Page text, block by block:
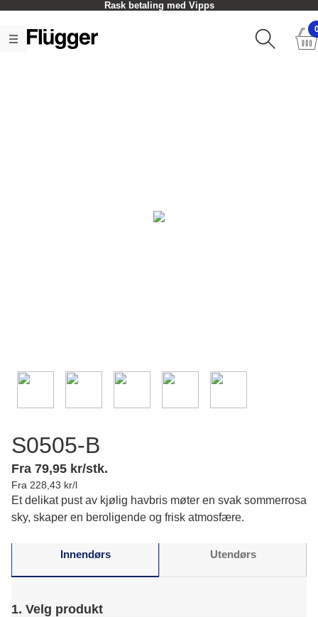
Rask betaling med Vipps
S0505-B
Fra 79,95 kr/stk.
Fra 228,43 kr/l
Et delikat pust av kjølig havbris møter en svak sommerrosa
sky, skaper en beroligende og frisk atmosfære.
Innendørs Utendørs
1. Velg produkt